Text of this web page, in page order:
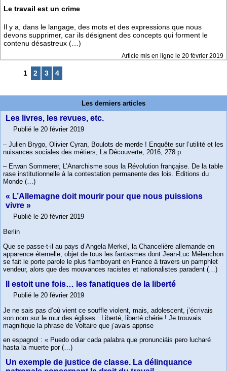
Le travail est un crime
Il y a, dans le langage, des mots et des expressions que nous
devons supprimer, car ils désignent des concepts qui forment le
contenu désastreux (…)
Article mis en ligne le 20 février 2019
1 2 3 4
Les derniers articles
Les livres, les revues, etc.
Publié le 20 février 2019
– Julien Brygo, Olivier Cyran, Boulots de merde ! Enquête sur l’utilité et les
nuisances sociales des métiers, La Découverte, 2016, 278 p.
– Erwan Sommerer, L’Anarchisme sous la Révolution française. De la table
rase institutionnelle à la contestation permanente des lois. Éditions du
Monde (…)
« L’Allemagne doit mourir pour que nous puissions
vivre »
Publié le 20 février 2019
Berlin
Que se passe-t-il au pays d’Angela Merkel, la Chancelière allemande en
apparence éternelle, objet de tous les fantasmes dont Jean-Luc Mélenchon
se fait le porte parole le plus flamboyant en France à travers un pamphlet
vendeur, alors que des mouvances racistes et nationalistes paradent (…)
Il estoit une fois… les fanatiques de la liberté
Publié le 20 février 2019
Je ne sais pas d’où vient ce souffle violent, mais, adolescent, j’écrivais
son nom sur le mur des églises : Liberté, liberté chérie ! Je trouvais
magnifique la phrase de Voltaire que j’avais apprise
en espagnol : « Puedo odiar cada palabra que pronunciáis pero lucharé
hasta la muerte por (…)
Un exemple de justice de classe. La délinquance